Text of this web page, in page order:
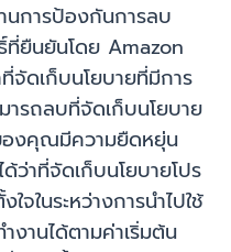
การป้องกันการลบ
ที่ยืนยันโดย Amazon
ดเก็บนโยบายที่มีการ
ารถลบที่จัดเก็บนโยบาย
องคุณมีความยืดหยุ่น
ว่าที่จัดเก็บนโยบายโปร
จในระหว่างการนำไปใช้
งานได้ตามค่าเริ่มต้น